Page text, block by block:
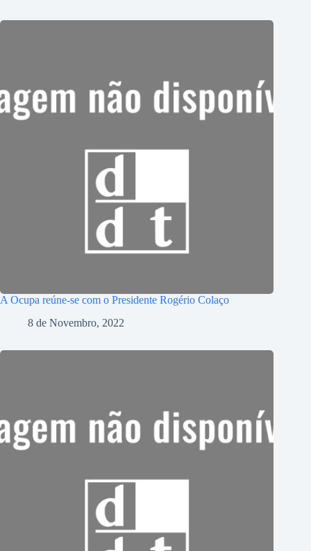
A Ocupa reúne-se com o Presidente Rogério Colaço
8 de Novembro, 2022